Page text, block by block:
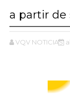
a partir de
VQV NOTICIAS